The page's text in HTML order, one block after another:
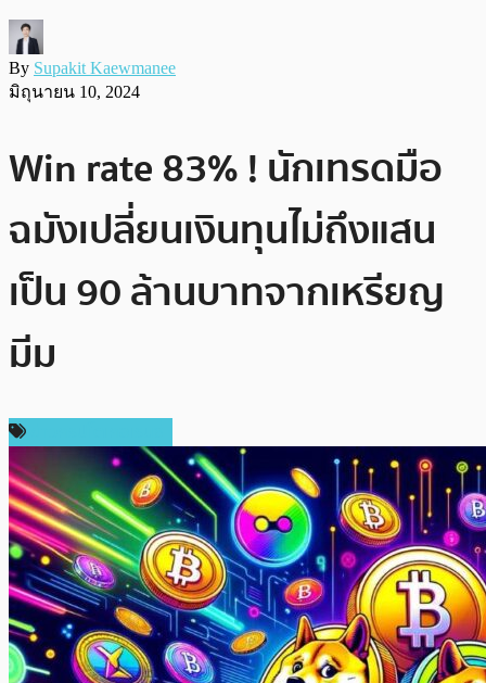
By Supakit Kaewmanee
มิถุนายน 10, 2024
Win rate 83% ! นักเทรดมือ
ฉมังเปลี่ยนเงินทุนไม่ถึงแสน
เป็น 90 ล้านบาทจากเหรียญ
มีม